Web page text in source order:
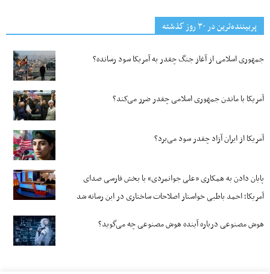
پربیننده‌ترین‌ در ۳۰ روز گذشته
جمهوری اسلامی از آغاز جنگ چقدر به آمریکا سود رسانده؟
آمریکا با ماندن جمهوری اسلامی چقدر ضرر می‌کند؟
آمریکا از ایران آزاد چقدر سود می‌برد؟
پایان دادن به همکاری «علی جوانمردی» با بخش فارسی صدای
آمریکا؛ احمد باطبی خواستار اصلاحات ساختاری در این رسانه شد
هوش مصنوعی درباره آینده هوش مصنوعی چه می‌گوید؟